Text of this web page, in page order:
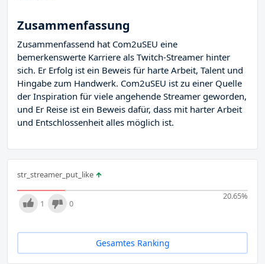
Zusammenfassung
Zusammenfassend hat Com2uSEU eine
bemerkenswerte Karriere als Twitch-Streamer hinter
sich. Er Erfolg ist ein Beweis für harte Arbeit, Talent und
Hingabe zum Handwerk. Com2uSEU ist zu einer Quelle
der Inspiration für viele angehende Streamer geworden,
und Er Reise ist ein Beweis dafür, dass mit harter Arbeit
und Entschlossenheit alles möglich ist.
str_streamer_put_like
20.65%
1 0
Gesamtes Ranking